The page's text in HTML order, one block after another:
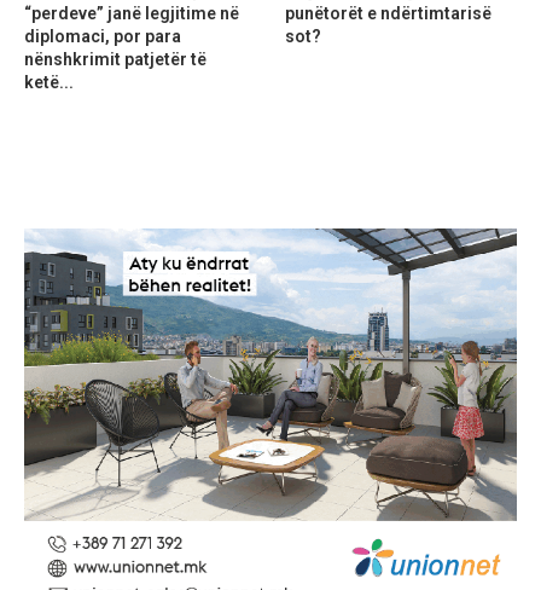
“perdeve” janë legjitime në
diplomaci, por para
nënshkrimit patjetër të
ketë...
punëtorët e ndërtimtarisë
sot?